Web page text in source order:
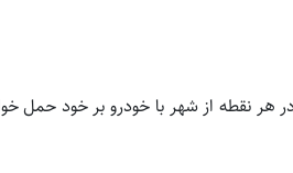
نقطه از شهر با خودرو بر خود حمل